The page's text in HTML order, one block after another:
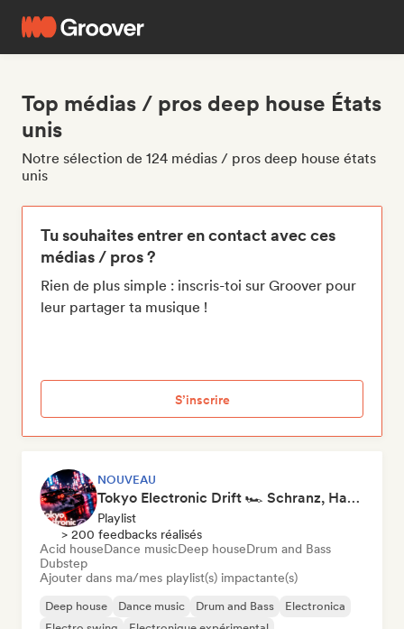
Top médias / pros deep house États
unis
Notre sélection de 124 médias / pros deep house états
unis
Tu souhaites entrer en contact avec ces
médias / pros ?
Rien de plus simple : inscris-toi sur Groover pour
leur partager ta musique !
S’inscrire
NOUVEAU
Tokyo Electronic Drift 🏎️ Schranz, Hard Techno & Anime EDM
Playlist
> 200 feedbacks réalisés
Acid houseDance musicDeep houseDrum and Bass
Dubstep
Ajouter dans ma/mes playlist(s) impactante(s)
Deep house Dance music Drum and Bass
Electronica